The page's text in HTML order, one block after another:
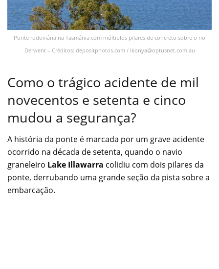
Ponte rodoviária na Tasmânia com múltiplos pilares de concreto sobre o rio
Derwent – Créditos: depositphotos.com / lkonya@optusnet.com.au
Como o trágico acidente de mil
novecentos e setenta e cinco
mudou a segurança?
A história da ponte é marcada por um grave acidente
ocorrido na década de setenta, quando o navio
graneleiro Lake Illawarra colidiu com dois pilares da
ponte, derrubando uma grande seção da pista sobre a
embarcação.